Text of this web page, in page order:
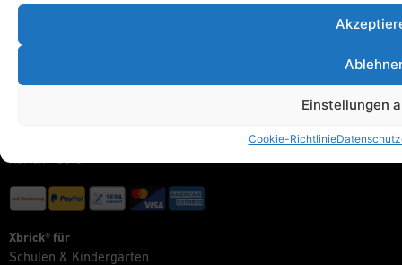
Einstellungen
Cookie-Richtlinie
Xbrick® Sets
Xbrick® für
Schulen & Kindergärten